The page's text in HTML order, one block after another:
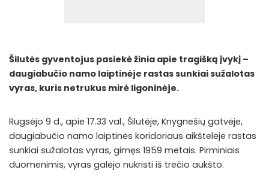
Šilutės gyventojus pasiekė žinia apie tragišką įvykį –
daugiabučio namo laiptinėje rastas sunkiai sužalotas
vyras, kuris netrukus mirė ligoninėje.
Rugsėjo 9 d., apie 17.33 val., Šilutėje, Knygnešių gatvėje,
daugiabučio namo laiptinės koridoriaus aikštelėje rastas
sunkiai sužalotas vyras, gimęs 1959 metais. Pirminiais
duomenimis, vyras galėjo nukristi iš trečio aukšto.